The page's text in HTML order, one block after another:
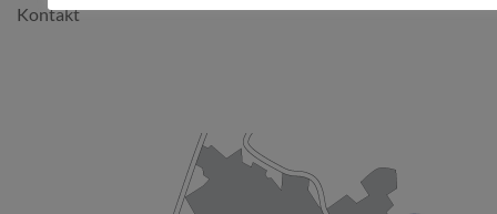
Kontakt